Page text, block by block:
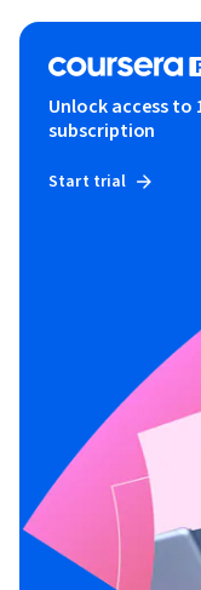
Unlock access to
subscription
Start trial